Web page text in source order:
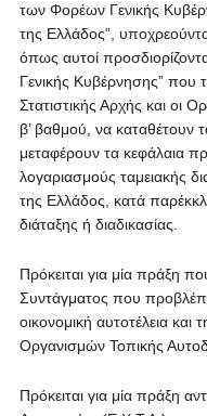
των Φορέων Γενικής
της Ελλάδος”,
όπως αυτοί
Γενικής Κυβέρνησης” που
Στατιστικής Αρχής και οι
β’ βαθμού, να καταθέτουν
μεταφέρουν τα κεφάλαια
λογαριασμούς ταμειακής
της Ελλάδος, κατά
διάταξης ή διαδικασίας.
Πρόκειται για μία πράξη
Συντάγματος που προβλέπει
οικονομική αυτοτέλεια
Οργανισμών Τοπικής
Πρόκειται για μία πράξη